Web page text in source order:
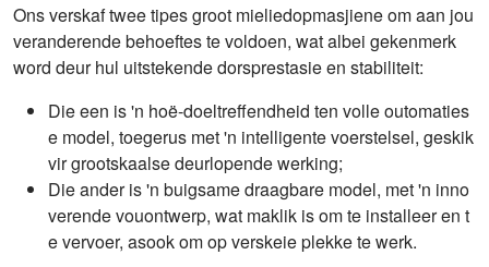
Ons verskaf twee tipes groot mieliedopmasjiene om aan jou
veranderende behoeftes te voldoen, wat albei gekenmerk
word deur hul uitstekende dorsprestasie en stabiliteit:
Die een is 'n hoë-doeltreffendheid ten volle outomaties
e model, toegerus met 'n intelligente voerstelsel, geskik
vir grootskaalse deurlopende werking;
Die ander is 'n buigsame draagbare model, met 'n inno
verende vouontwerp, wat maklik is om te installeer en t
e vervoer, asook om op verskeie plekke te werk.